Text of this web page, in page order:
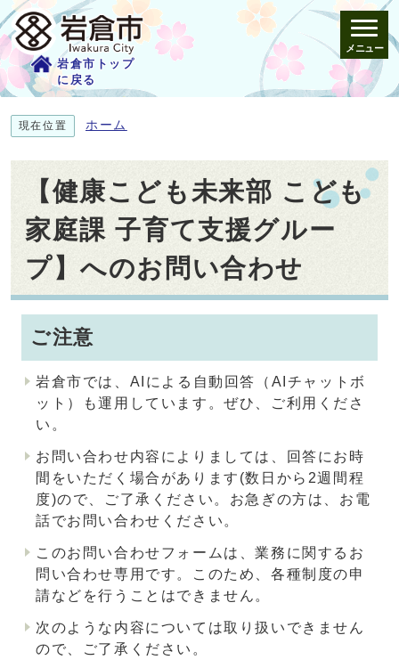
岩倉市トップ
に戻る
メニュー
現在位置 ホーム
【健康こども未来部 こども
家庭課 子育て支援グルー
プ】へのお問い合わせ
ご注意
岩倉市では、AIによる自動回答（AIチャットボ
ット）も運用しています。ぜひ、ご利用くださ
い。
お問い合わせ内容によりましては、回答にお時
間をいただく場合があります(数日から2週間程
度)ので、ご了承ください。お急ぎの方は、お電
話でお問い合わせください。
このお問い合わせフォームは、業務に関するお
問い合わせ専用です。このため、各種制度の申
請などを行うことはできません。
次のような内容については取り扱いできません
ので、ご了承ください。